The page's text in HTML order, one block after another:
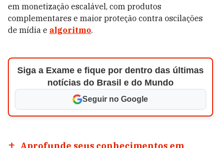
em monetização escalável, com produtos
complementares e maior proteção contra oscilações
de mídia e algoritmo.
Siga a Exame e fique por dentro das últimas
notícias do Brasil e do Mundo
Seguir no Google